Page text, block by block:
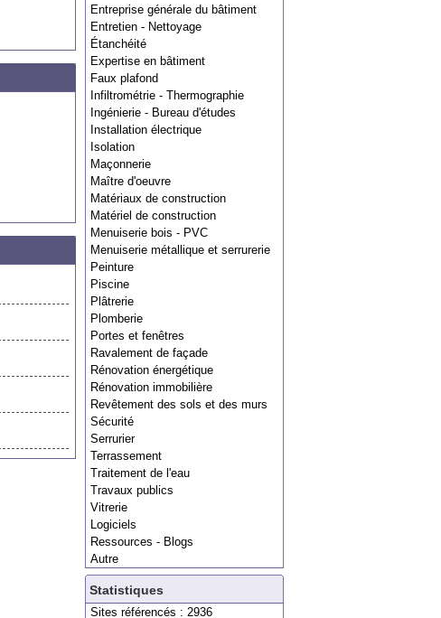
Entreprise générale du bâtiment
Entretien - Nettoyage
Étanchéité
Expertise en bâtiment
Faux plafond
Infiltrométrie - Thermographie
Ingénierie - Bureau d'études
Installation électrique
Isolation
Maçonnerie
Maître d'oeuvre
Matériaux de construction
Matériel de construction
Menuiserie bois - PVC
Menuiserie métallique et serrurerie
Peinture
Piscine
Plâtrerie
Plomberie
Portes et fenêtres
Ravalement de façade
Rénovation énergétique
Rénovation immobilière
Revêtement des sols et des murs
Sécurité
Serrurier
Terrassement
Traitement de l'eau
Travaux publics
Vitrerie
Logiciels
Ressources - Blogs
Autre
Statistiques
Sites référencés : 2936